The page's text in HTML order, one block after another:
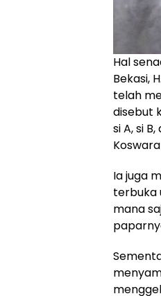
Hal
Bekasi,
telah
disebut
si A, si
Ia juga
terbuka
mana